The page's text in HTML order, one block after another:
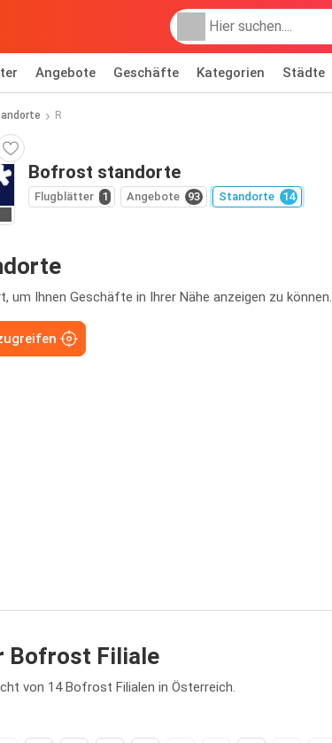
Angebote Geschäfte Kategorien Städte
R
Bofrost standorte
Flugblätter 1 Angebote 93 Standorte 14
um Ihnen Geschäfte in Ihrer Nähe anzeigen zu können.
Bofrost Filiale
von 14 Bofrost Filialen in Österreich.